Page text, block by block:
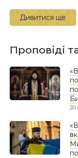
Дивитися ще
Проповіді
20